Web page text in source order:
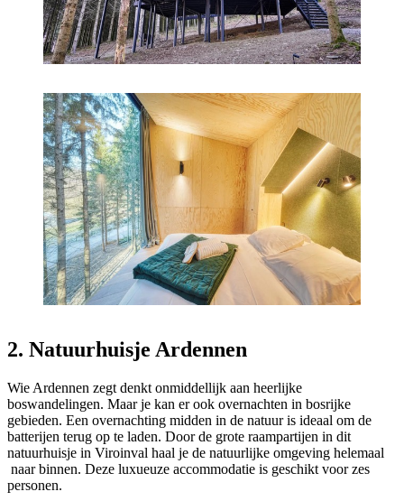
2. Natuurhuisje Ardennen
Wie Ardennen zegt denkt onmiddellijk aan heerlijke
boswandelingen. Maar je kan er ook overnachten in bosrijke
gebieden. Een overnachting midden in de natuur is ideaal om de
batterijen terug op te laden. Door de grote raampartijen in dit
natuurhuisje in Viroinval haal je de natuurlijke omgeving helemaal
naar binnen. Deze luxueuze accommodatie is geschikt voor zes
personen.